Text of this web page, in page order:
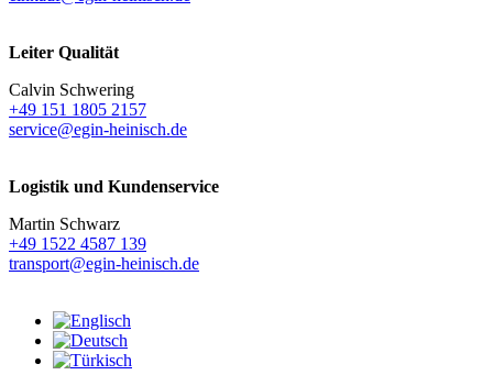
Leiter Qualität
Calvin Schwering
+49 151 1805 2157
service@egin-heinisch.de
Logistik und Kundenservice
Martin Schwarz
+49 1522 4587 139
transport@egin-heinisch.de